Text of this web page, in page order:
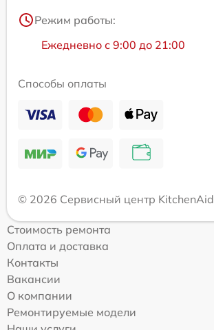
Режим работы:
Ежедневно с 9:00 до 21:00
Способы оплаты
© 2026 Сервисный центр KitchenAid
Стоимость ремонта
Оплата и доставка
Контакты
Вакансии
О компании
Ремонтируемые модели